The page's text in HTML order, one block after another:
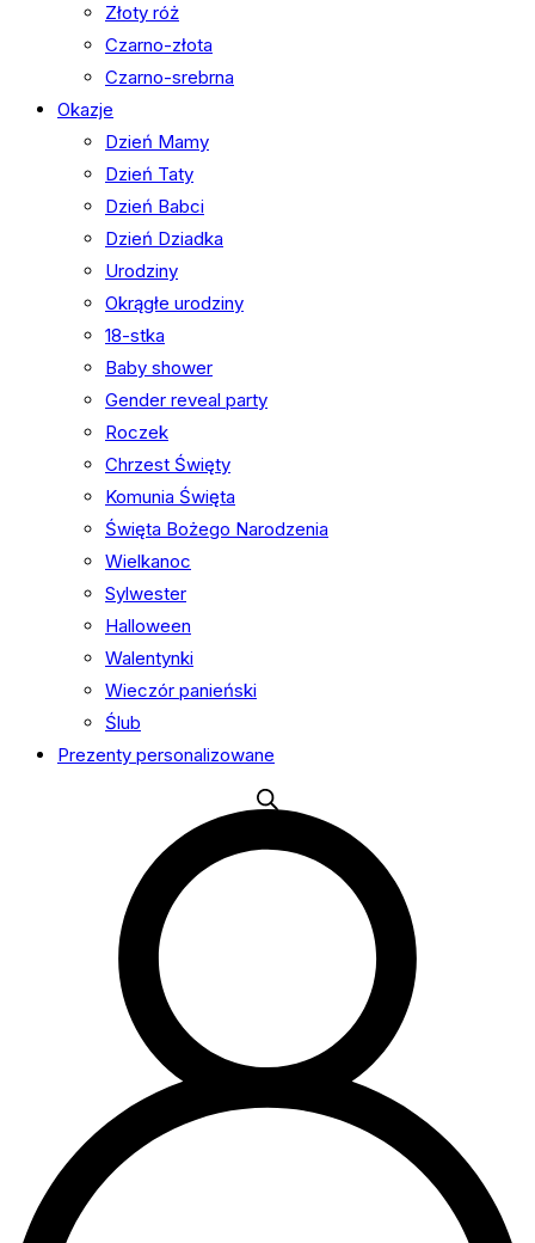
Złoty róż
Czarno-złota
Czarno-srebrna
Okazje
Dzień Mamy
Dzień Taty
Dzień Babci
Dzień Dziadka
Urodziny
Okrągłe urodziny
18-stka
Baby shower
Gender reveal party
Roczek
Chrzest Święty
Komunia Święta
Święta Bożego Narodzenia
Wielkanoc
Sylwester
Halloween
Walentynki
Wieczór panieński
Ślub
Prezenty personalizowane